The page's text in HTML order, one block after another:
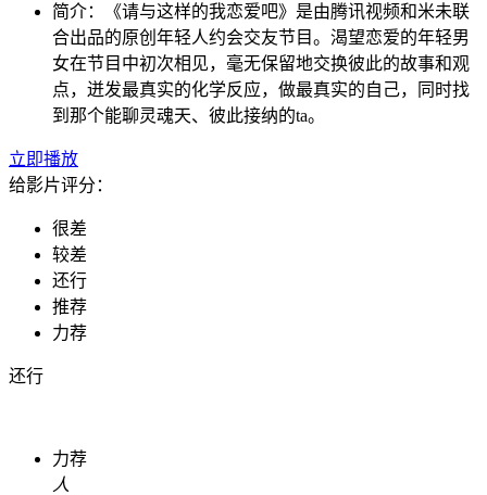
简介：
《请与这样的我恋爱吧》是由腾讯视频和米未联
合出品的原创年轻人约会交友节目。渴望恋爱的年轻男
女在节目中初次相见，毫无保留地交换彼此的故事和观
点，迸发最真实的化学反应，做最真实的自己，同时找
到那个能聊灵魂天、彼此接纳的ta。
立即播放
给影片评分：
很差
较差
还行
推荐
力荐
还行
力荐
人